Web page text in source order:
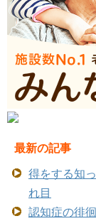
最新の記事
得をする知
れ目
認知症の徘